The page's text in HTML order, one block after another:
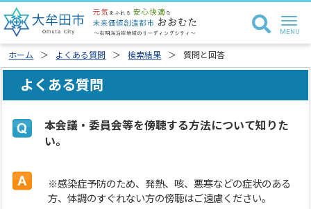
ホーム よくある質問 検索結果 質問と回答
よくある質問
本会議・委員会等を傍聴する方法について知りた
い。
※感染症予防のため、発熱、咳、悪寒などの症状のある
方、体調のすぐれない方の傍聴はご遠慮ください。